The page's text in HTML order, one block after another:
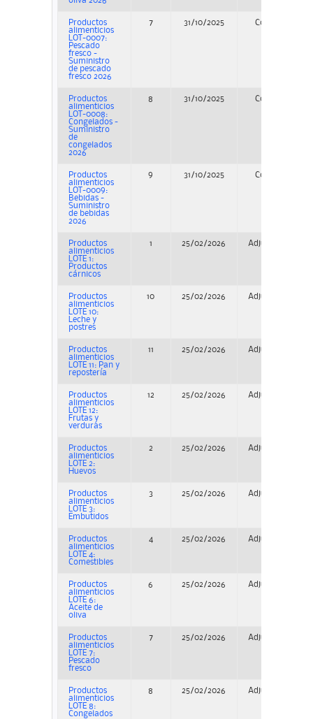
Productos
alimenticios
LOT-0007:
Pescado
fresco -
Suministro
de pescado
fresco 2026
7 31/10/2025 Concurso
Productos
alimenticios
LOT-0008:
Congelados -
Suministro
de
congelados
2026
8 31/10/2025 Concurso
Productos
alimenticios
LOT-0009:
Bebidas -
Suministro
de bebidas
2026
9 31/10/2025 Concurso
Productos
alimenticios
LOTE 1:
Productos
cárnicos
1 25/02/2026 Adjudicación
Productos
alimenticios
LOTE 10:
Leche y
postres
10 25/02/2026 Adjudicación
Productos
alimenticios
LOTE 11: Pan y
repostería
11 25/02/2026 Adjudicación
Productos
alimenticios
LOTE 12:
Frutas y
verduras
12 25/02/2026 Adjudicación
Productos
alimenticios
LOTE 2:
Huevos
2 25/02/2026 Adjudicación
Productos
alimenticios
LOTE 3:
Embutidos
3 25/02/2026 Adjudicación
Productos
alimenticios
LOTE 4:
Comestibles
4 25/02/2026 Adjudicación
Productos
alimenticios
LOTE 6:
Aceite de
oliva
6 25/02/2026 Adjudicación
Productos
alimenticios
LOTE 7:
Pescado
fresco
7 25/02/2026 Adjudicación
Productos
alimenticios
LOTE 8:
Congelados
8 25/02/2026 Adjudicación